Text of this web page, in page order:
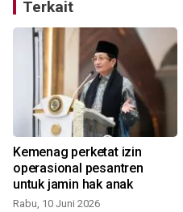
Terkait
Kemenag perketat izin
operasional pesantren
untuk jamin hak anak
Rabu, 10 Juni 2026